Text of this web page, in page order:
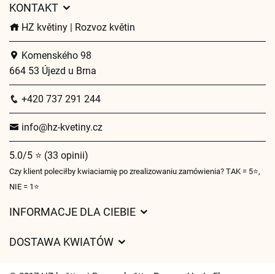
KONTAKT
HZ květiny | Rozvoz květin
Komenského 98
664 53 Újezd u Brna
+420 737 291 244
info@hz-kvetiny.cz
5.0/5 ⭐ (33 opinii)
Czy klient poleciłby kwiaciarnię po zrealizowaniu zamówienia? TAK = 5⭐,
NIE = 1⭐
INFORMACJE DLA CIEBIE
DOSTAWA KWIATÓW